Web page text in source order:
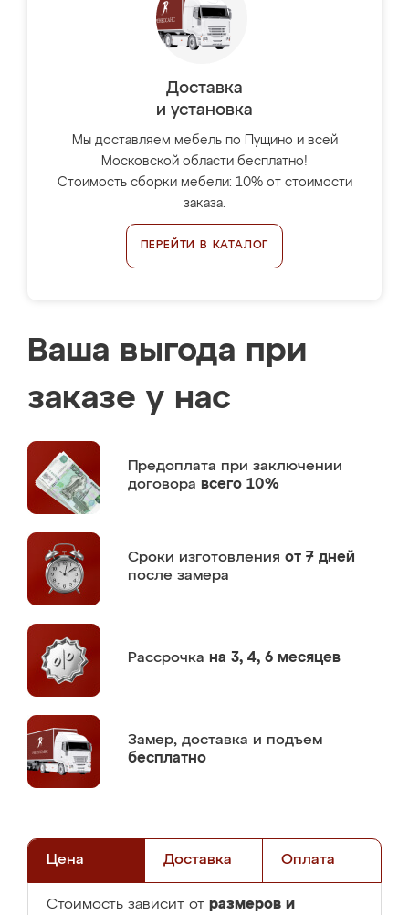
Доставка
и установка
Мы доставляем мебель по Пущино и всей
Московской области бесплатно!
Стоимость сборки мебели: 10% от стоимости
заказа.
ПЕРЕЙТИ В КАТАЛОГ
Ваша выгода при
заказе у нас
Предоплата при заключении
договора всего 10%
Сроки изготовления от 7 дней
после замера
Рассрочка на 3, 4, 6 месяцев
Замер, доставка и подъем
бесплатно
Цена Доставка Оплата
Стоимость зависит от размеров и